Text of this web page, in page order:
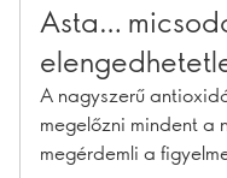
Asta…
szép bőrhöz
A nagyszerű
megelőzni mindent a
megérdemli a